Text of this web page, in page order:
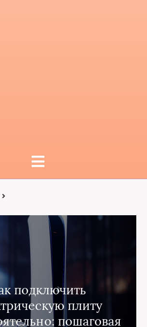
подключить
плиту
пошаговая